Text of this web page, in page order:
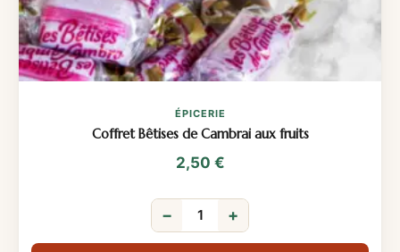
ÉPICERIE
Coffret Bêtises de Cambrai aux fruits
2,50 €
− +